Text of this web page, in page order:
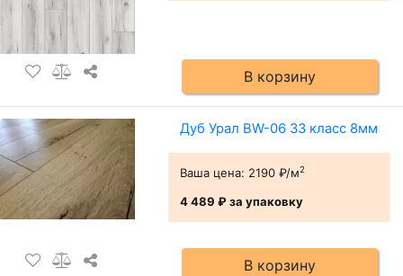
В корзину
Дуб Урал BW-06 33 класс 8мм
Ваша цена: 2190 ₽/м2
4 489 ₽за упаковку
В корзину